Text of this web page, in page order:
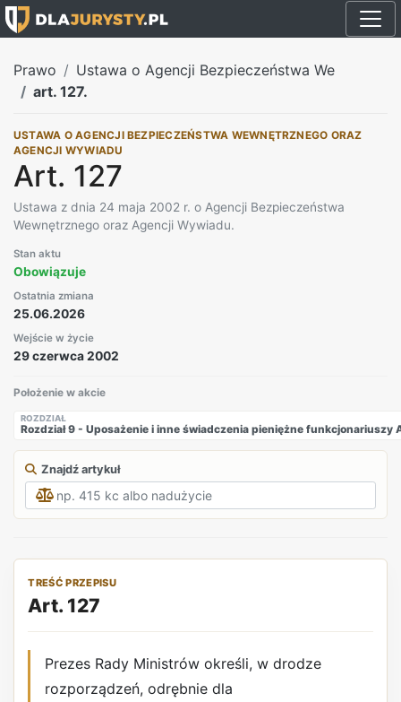
Prawo
Ustawa o Agencji Bezpieczeństwa We
art. 127.
USTAWA O AGENCJI BEZPIECZEŃSTWA WEWNĘTRZNEGO ORAZ
AGENCJI WYWIADU
Art. 127
Ustawa z dnia 24 maja 2002 r. o Agencji Bezpieczeństwa
Wewnętrznego oraz Agencji Wywiadu.
Stan aktu
Obowiązuje
Ostatnia zmiana
25.06.2026
Wejście w życie
29 czerwca 2002
Położenie w akcie
ROZDZIAŁ
Rozdział 9 - Uposażenie i inne świadczenia pieniężne
Znajdź artykuł
TREŚĆ PRZEPISU
Art. 127
Prezes Rady Ministrów określi, w drodze
rozporządzeń, odrębnie dla